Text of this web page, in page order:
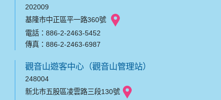
202009
基隆市中正區平一路360號
電話：886-2-2463-5452
傳真：886-2-2463-6987
觀音山遊客中心（觀音山管理站）
248004
新北市五股區凌雲路三段130號